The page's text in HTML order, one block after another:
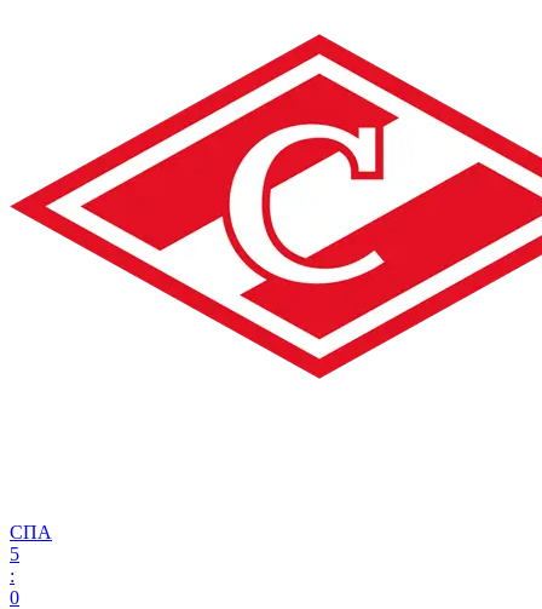
СПА
5
:
0